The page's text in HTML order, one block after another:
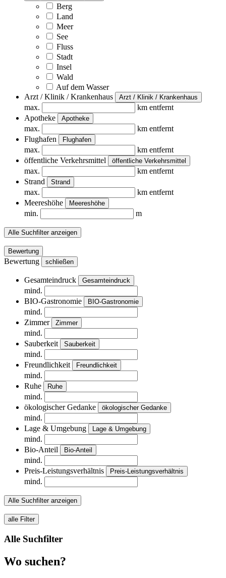
Berg
Land
Meer
See
Fluss
Stadt
Insel
Wald
Auf dem Wasser
Arzt / Klinik / Krankenhaus
Arzt / Klinik / Krankenhaus
max.
km entfernt
Apotheke
Apotheke
max.
km entfernt
Flughafen
Flughafen
max.
km entfernt
öffentliche Verkehrsmittel
öffentliche Verkehrsmittel
max.
km entfernt
Strand
Strand
max.
km entfernt
Meereshöhe
Meereshöhe
min. m
Alle Suchfilter anzeigen
Bewertung
Bewertung schließen
Gesamteindruck Gesamteindruck
mind.
BIO-Gastronomie
BIO-Gastronomie
mind.
Zimmer
Zimmer
mind.
Sauberkeit
Sauberkeit
mind.
Freundlichkeit
Freundlichkeit
mind.
Ruhe
Ruhe
mind.
ökologischer Gedanke
ökologischer Gedanke
mind.
Lage & Umgebung
Lage & Umgebung
mind.
Bio-Anteil
Bio-Anteil
mind.
Preis-Leistungsverhältnis
Preis-Leistungsverhältnis
mind.
Alle Suchfilter anzeigen
alle Filter
Alle Suchfilter
Wo suchen?